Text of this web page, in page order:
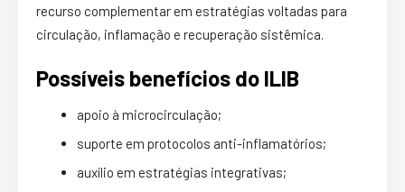
recurso complementar em estratégias voltadas para
circulação, inflamação e recuperação sistêmica.
Possíveis benefícios do ILIB
apoio à microcirculação;
suporte em protocolos anti-inflamatórios;
auxílio em estratégias integrativas;